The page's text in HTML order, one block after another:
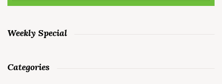
Weekly Special
Categories